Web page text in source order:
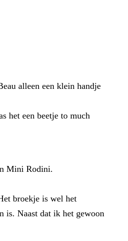
alleen een klein handje
het een beetje to much
Mini Rodini.
broekje is wel het
is. Naast dat ik het gewoon